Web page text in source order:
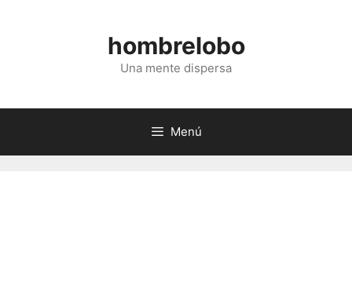
hombrelobo
Una mente dispersa
Menú